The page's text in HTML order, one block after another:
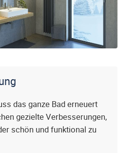
das ganze Bad erneuert
gezielte Verbesserungen,
schön und funktional zu